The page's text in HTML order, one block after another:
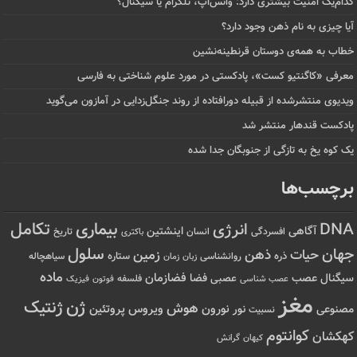
آیا چیزی به نام ذهن وجود دارد؟
خطاب به همه‌ی دوستان قرنطینه‌نشین
معرفی «کاگنتیو کست»، پادکستی در مورد علوم شناختی به فارسی
ویدیوی منتشرشده از قبیله دورافتاده‌ از روند جنگل‌زدایی در آمازون می‌گوید
پادکست قندهار منتشر شد
یک کوه یخ به تازگی از جنوبگان جدا شده
برچسب‌ها
DNA آگاهی افسردگی انرژی انسان اینشتین باکتری بیماری تاریخ تکامل
جهانحیات ذره ذهن روانشناسی زبان زمان زمین ستاره سلول سیاهچاله
سیگنال عصب عصب شناسی عصبی فضا فضازمان فلسفه فوتون فیزیک ماده
مصنوعی مغز نسبیت نور نورون هوش ویروس پروتئین ژنژنتیک
کهکشانکوانتوم کیهان گرانش